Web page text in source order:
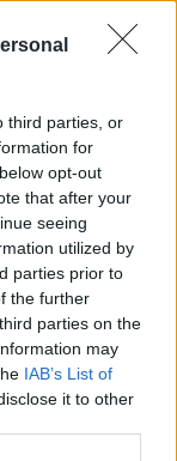
third parties, or
for
opt-out
that after your
seeing
utilized by
parties prior to
the further
parties on the
may
IAB’s List of
it to other
διακοπές
που